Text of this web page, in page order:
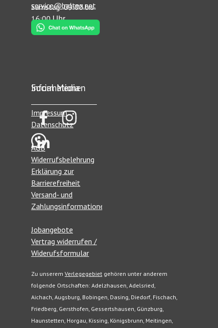
Informationen
Impressum
Datenschutz
AGB
Widerrufsbelehrung
Erklärung zur
Barrierefreiheit
Versand- und
Zahlungsinformationen
Jobangebote
Vertrag widerrufen /
Widerufsformular
Social Media
service@baltex.net
Samstag: 09:00 bis
16:00Uhr
Zu unserem Verlegegebiet gehören unter anderem
folgende Ortschaften: Adelzhausen, Adelsried,
Aichach, Augsburg, Bobingen, Dasing, Diedorf, Fischach,
Friedberg, Gersthofen, Gessertshausen, Günzburg,
Haunstetten, Horgau, Kissing, Königsbrunn, Meitingen,